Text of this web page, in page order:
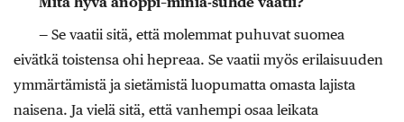
— Se vaatii sitä, että molemmat puhuvat suomea
eivätkä toistensa ohi hepreaa. Se vaatii myös erilaisuuden
ymmärtämistä ja sietämistä luopumatta omasta lajista
naisena. Ja vielä sitä, että vanhempi osaa leikata